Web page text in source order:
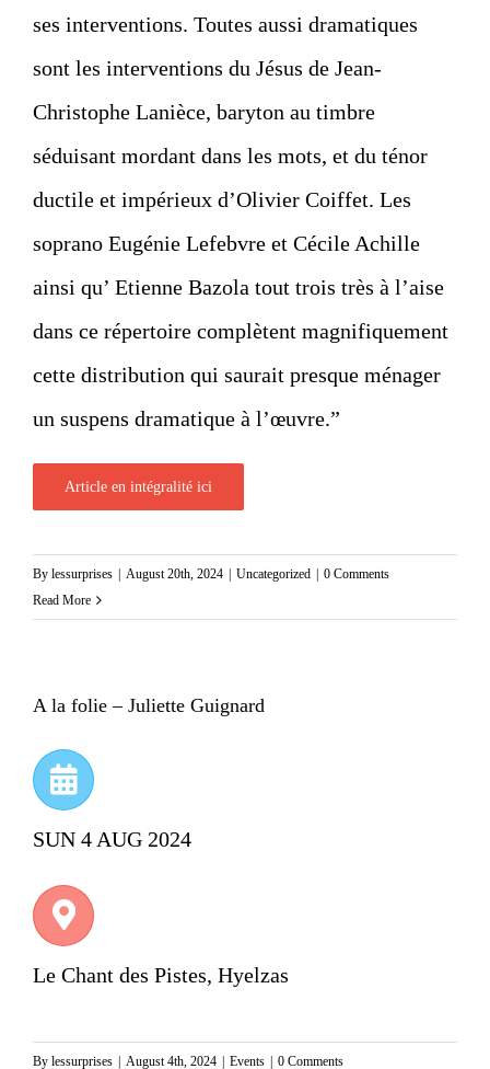
ses interventions. Toutes aussi dramatiques
sont les interventions du Jésus de Jean-
Christophe Lanièce, baryton au timbre
séduisant mordant dans les mots, et du ténor
ductile et impérieux d’Olivier Coiffet. Les
soprano Eugénie Lefebvre et Cécile Achille
ainsi qu’ Etienne Bazola tout trois très à l’aise
dans ce répertoire complètent magnifiquement
cette distribution qui saurait presque ménager
un suspens dramatique à l’œuvre.”
Article en intégralité ici
By lessurprises | August 20th, 2024 | Uncategorized | 0 Comments
Read More
A la folie – Juliette Guignard
SUN 4 AUG 2024
Le Chant des Pistes, Hyelzas
By lessurprises August 4th, 2024 Events
0 Comments